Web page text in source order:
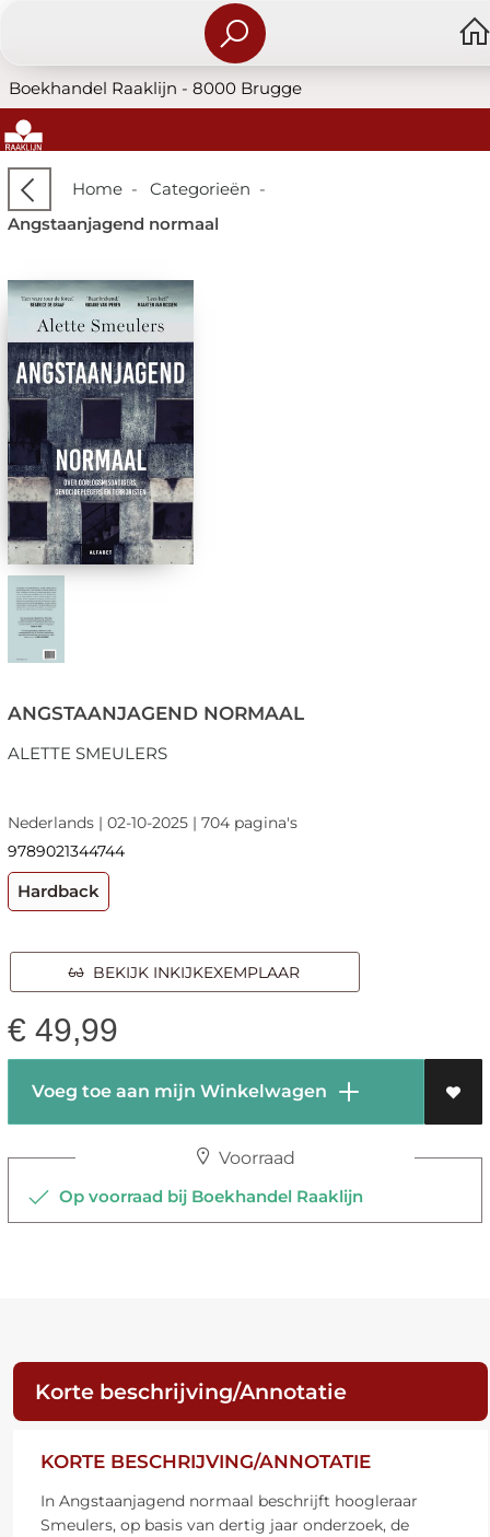
Boekhandel Raaklijn - 8000 Brugge
Home- Categorieën -
Angstaanjagend normaal
ANGSTAANJAGEND NORMAAL
ALETTE SMEULERS
Nederlands | 02-10-2025 | 704 pagina's
9789021344744
Hardback
BEKIJK INKIJKEXEMPLAAR
€ 49,99
Voeg toe aan mijn Winkelwagen
Voorraad
Op voorraad bij Boekhandel Raaklijn
Korte beschrijving/Annotatie
KORTE BESCHRIJVING/ANNOTATIE
In Angstaanjagend normaal beschrijft hoogleraar
Smeulers, op basis van dertig jaar onderzoek, de